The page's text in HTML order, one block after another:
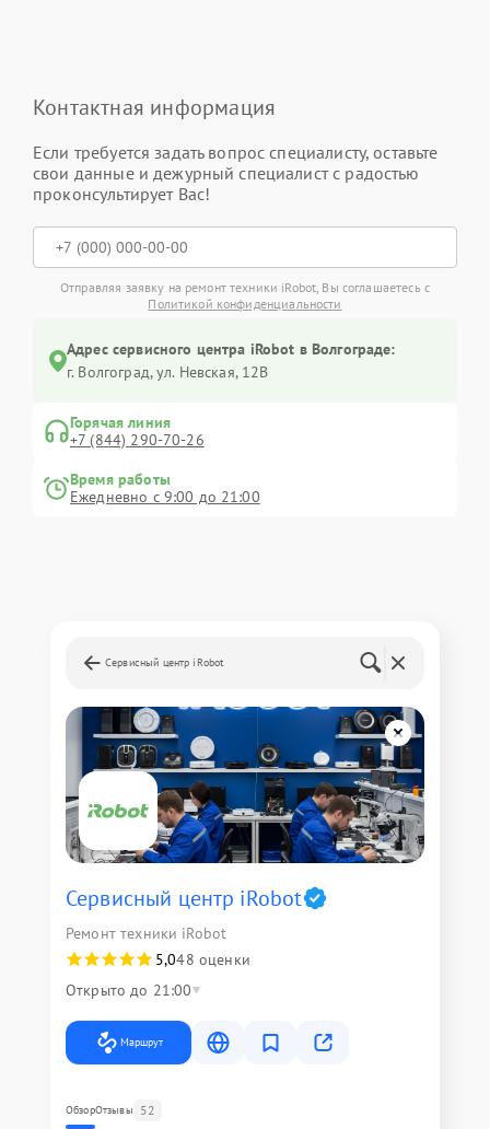
Контактная информация
Если требуется задать вопрос специалисту, оставьте
свои данные и дежурный специалист с радостью
проконсультирует Вас!
Отправляя заявку на ремонт техники iRobot, Вы соглашаетесь с
Политикой конфиденциальности
Адрес сервисного центра iRobot в Волгограде:
г. Волгоград, ул. Невская, 12В
Горячая линия
+7 (844) 290-70-26
Время работы
Ежедневно с 9:00 до 21:00
Сервисный центр iRobot
Сервисный центр iRobot
Ремонт техники iRobot
5,048 оценки
Открыто до 21:00
Маршрут
ОбзорОтзывы 52